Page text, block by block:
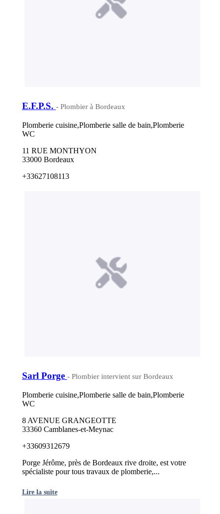
E.F.P.S. - Plombier à Bordeaux
Plomberie cuisine,Plomberie salle de bain,Plomberie
WC
11 RUE MONTHYON
33000 Bordeaux
+33627108113
Sarl Porge - Plombier intervient sur Bordeaux
Plomberie cuisine,Plomberie salle de bain,Plomberie
WC
8 AVENUE GRANGEOTTE
33360 Camblanes-et-Meynac
+33609312679
Porge Jérôme, près de Bordeaux rive droite, est votre
spécialiste pour tous travaux de plomberie,...
Lire la suite